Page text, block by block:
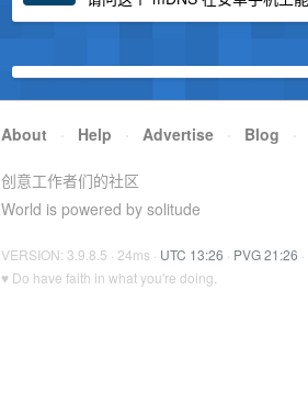
About · Help · Advertise · Blog ·
创意工作者们的社区
World is powered by solitude
VERSION: 3.9.8.5 · 24ms · UTC 13:26 · PVG 21:26 ·
♥ Do have faith in what you're doing.